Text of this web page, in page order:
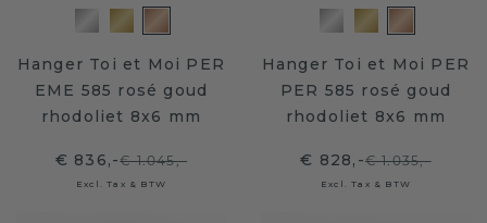
Hanger Toi et Moi PER
EME 585 rosé goud
rhodoliet 8x6 mm
€ 836,-€ 1.045,-
Excl. Tax & BTW
Hanger Toi et Moi PER
PER 585 rosé goud
rhodoliet 8x6 mm
€ 828,-€ 1.035,-
Excl. Tax & BTW